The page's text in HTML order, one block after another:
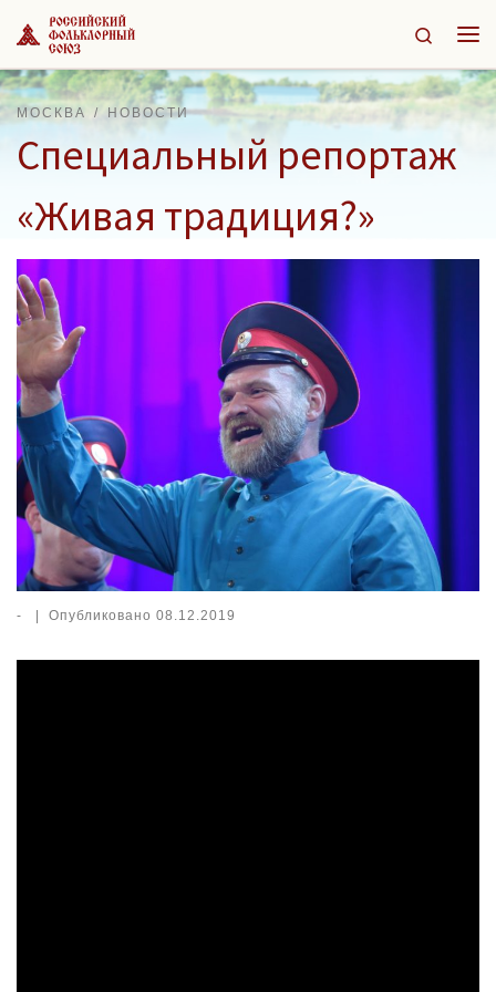
Перейти к содержимому
Search
МОСКВА НОВОСТИ
Специальный репортаж
«Живая традиция?»
- | Опубликовано 08.12.2019